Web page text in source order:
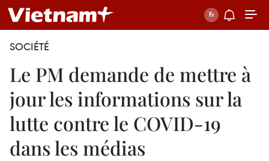
SOCIÉTÉ
Le PM demande de mettre à
jour les informations sur la
lutte contre le COVID-19
dans les médias